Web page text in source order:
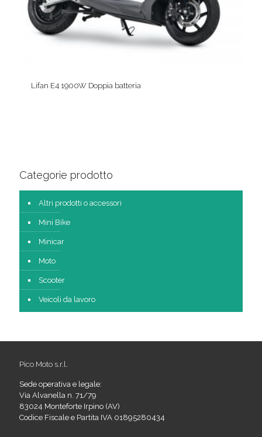
Lifan E4 1900W Doppia batteria
Categorie prodotto
Altri prodotti o accessori
Mini Bike
Minicar
Moto
Scooter
Veicoli da lavoro
Pico Moto s.r.l.
Sede operativa e legale:
Via Alvanella n. 71/79
83024 Monteforte Irpino (AV)
Codice Fiscale e Partita IVA 01895280434